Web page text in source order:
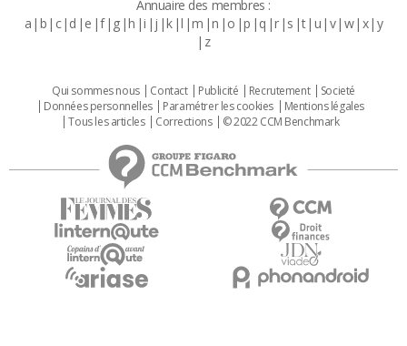
Annuaire des membres :
a b c d e f g h i j k l m n o p q r s t u v w x y
z
Qui sommes nous Contact Publicité Recrutement
Societé
Données personnelles
Paramétrer les cookies
Mentions légales
Tous les articles
Corrections © 2022 CCM Benchmark